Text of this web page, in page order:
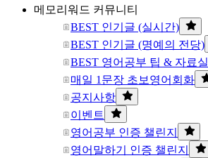
메모리워드 커뮤니티
BEST 인기글 (실시간)
BEST 인기글 (명예의 전당)
BEST 영어공부 팁 & 자료실
매일 1문장 초보영어회화
공지사항
이벤트
영어공부 인증 챌린지
영어말하기 인증 챌린지